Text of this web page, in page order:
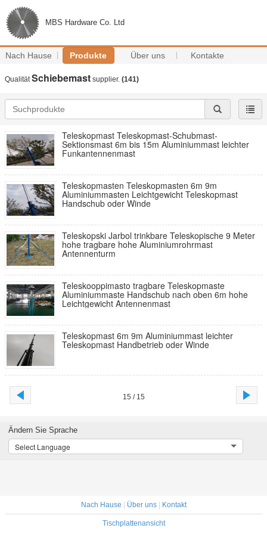
MBS Hardware Co. Ltd
Nach Hause Produkte Über uns Kontakte
QualitätSchiebemast supplier. (141)
Teleskopmast Teleskopmast-Schubmast-
Sektionsmast 6m bis 15m Aluminiummast leichter
Funkantennenmast
Teleskopmasten Teleskopmasten 6m 9m
Aluminiummasten Leichtgewicht Teleskopmast
Handschub oder Winde
Teleskopski Jarbol trinkbare Teleskopische 9 Meter
hohe tragbare hohe Aluminiumrohrmast
Antennenturm
Teleskooppimasto tragbare Teleskopmaste
Aluminiummaste Handschub nach oben 6m hohe
Leichtgewicht Antennenmast
Teleskopmast 6m 9m Aluminiummast leichter
Teleskopmast Handbetrieb oder Winde
15 / 15
Ändern Sie Sprache
Select Language
Nach Hause Über uns| Kontakt
Tischplattenansicht